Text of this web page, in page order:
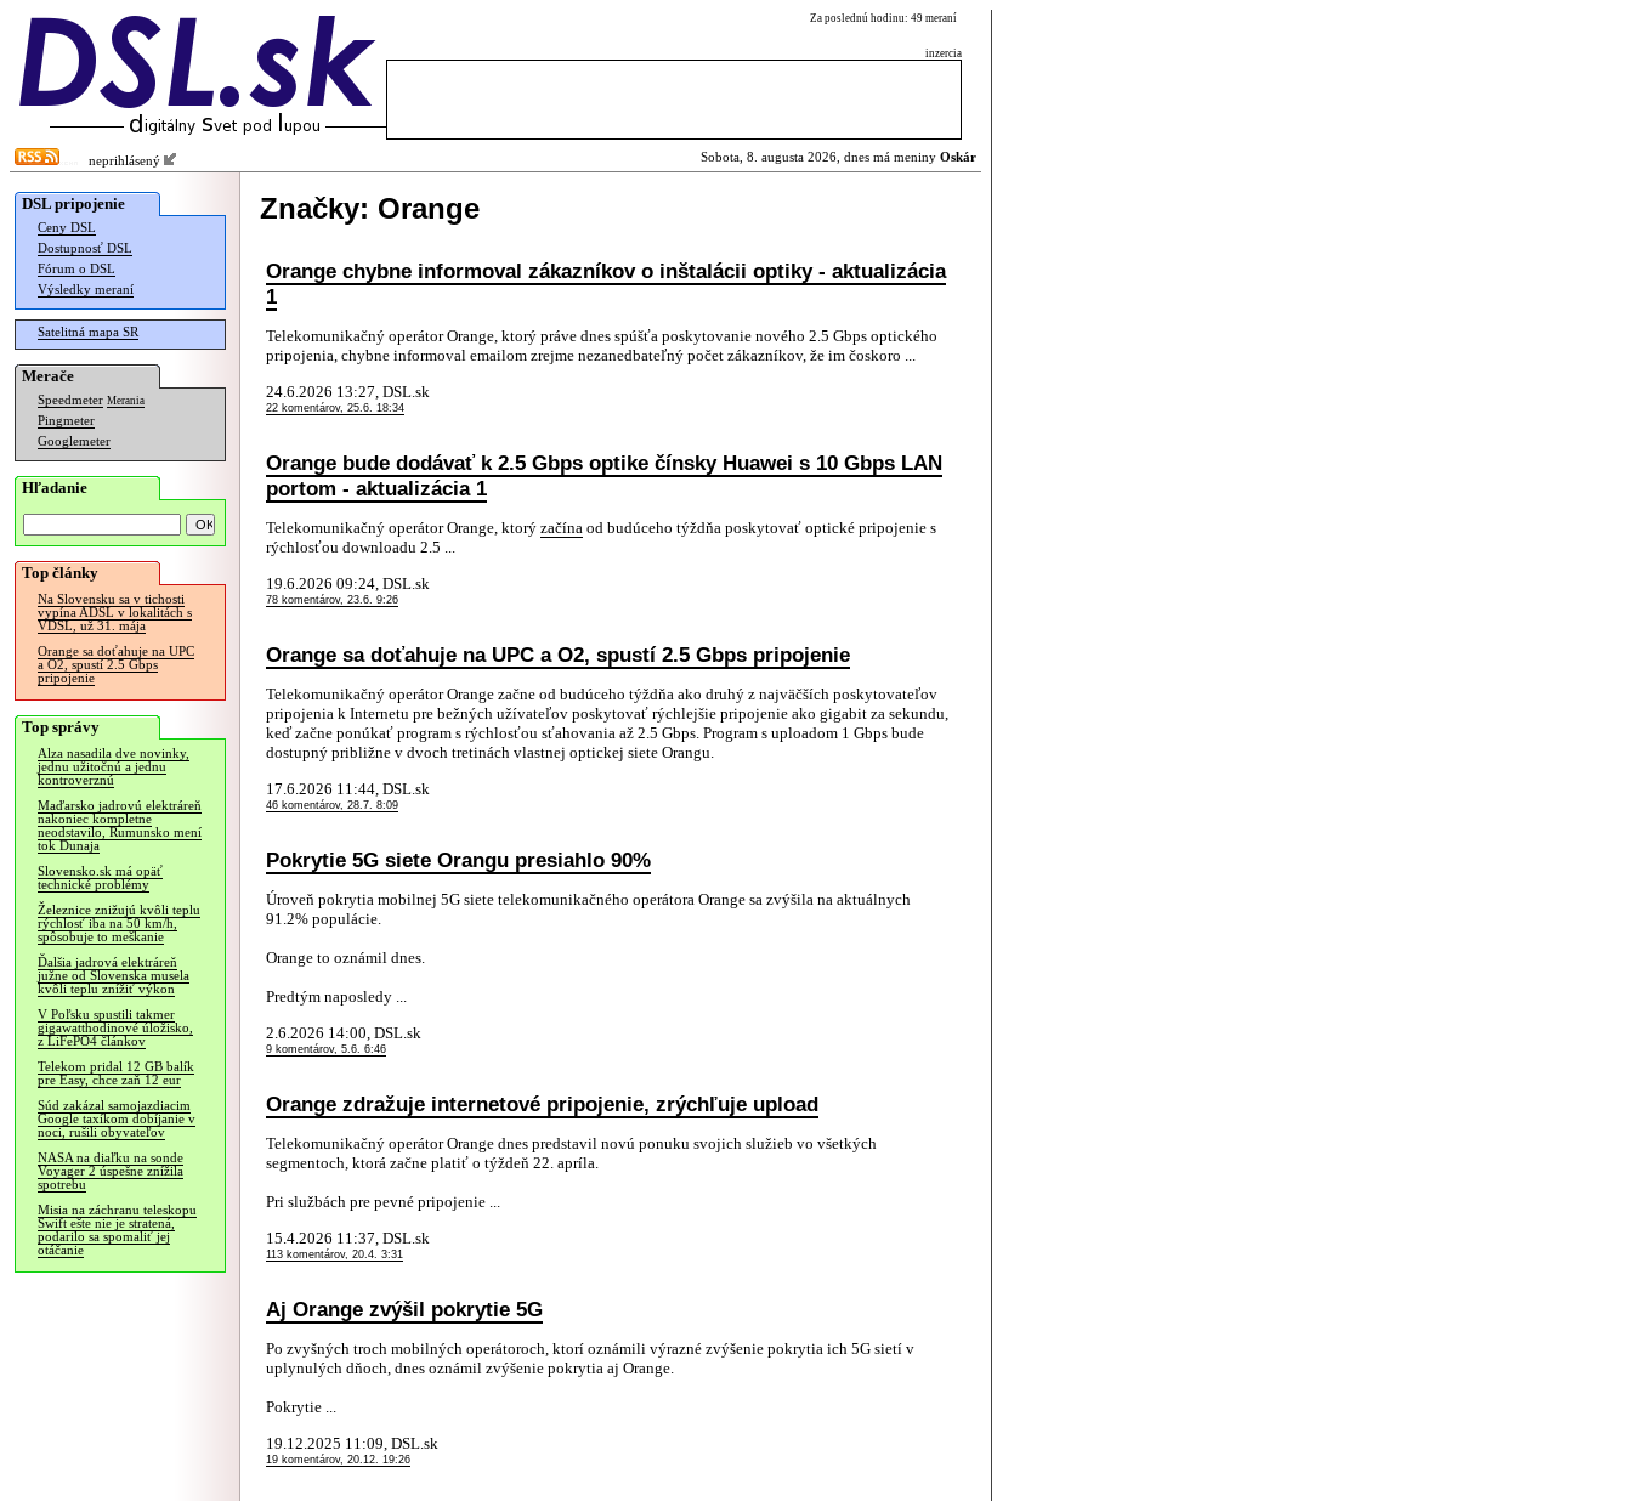
Za poslednú hodinu: 49 meraní
inzercia
neprihlásený Sobota, 8. augusta 2026, dnes má meniny Oskár
DSL pripojenie
Ceny DSL
Dostupnosť DSL
Fórum o DSL
Výsledky meraní
Satelitná mapa SR
Merače
Speedmeter Merania
Pingmeter
Googlemeter
Hľadanie
Top články
Na Slovensku sa v tichosti
vypína ADSL v lokalitách s
VDSL, už 31. mája
Orange sa doťahuje na UPC
a O2, spustí 2.5 Gbps
pripojenie
Top správy
Alza nasadila dve novinky,
jednu užitočnú a jednu
kontroverznú
Maďarsko jadrovú elektráreň
nakoniec kompletne
neodstavilo, Rumunsko mení
tok Dunaja
Slovensko.sk má opäť
technické problémy
Železnice znižujú kvôli teplu
rýchlosť iba na 50 km/h,
spôsobuje to meškanie
Ďalšia jadrová elektráreň
južne od Slovenska musela
kvôli teplu znížiť výkon
V Poľsku spustili takmer
gigawatthodinové úložisko,
z LiFePO4 článkov
Telekom pridal 12 GB balík
pre Easy, chce zaň 12 eur
Súd zakázal samojazdiacim
Google taxíkom dobíjanie v
noci, rušili obyvateľov
NASA na diaľku na sonde
Voyager 2 úspešne znížila
spotrebu
Misia na záchranu teleskopu
Swift ešte nie je stratená,
podarilo sa spomaliť jej
otáčanie
Značky: Orange
Orange chybne informoval zákazníkov o inštalácii optiky - aktualizácia
1
Telekomunikačný operátor Orange, ktorý práve dnes spúšťa poskytovanie nového 2.5 Gbps optického
pripojenia, chybne informoval emailom zrejme nezanedbateľný počet zákazníkov, že im čoskoro ...
24.6.2026 13:27, DSL.sk
22 komentárov, 25.6. 18:34
Orange bude dodávať k 2.5 Gbps optike čínsky Huawei s 10 Gbps LAN
portom - aktualizácia 1
Telekomunikačný operátor Orange, ktorý začína od budúceho týždňa poskytovať optické pripojenie s
rýchlosťou downloadu 2.5 ...
19.6.2026 09:24, DSL.sk
78 komentárov, 23.6. 9:26
Orange sa doťahuje na UPC a O2, spustí 2.5 Gbps pripojenie
Telekomunikačný operátor Orange začne od budúceho týždňa ako druhý z najväčších poskytovateľov
pripojenia k Internetu pre bežných užívateľov poskytovať rýchlejšie pripojenie ako gigabit za sekundu,
keď začne ponúkať program s rýchlosťou sťahovania až 2.5 Gbps. Program s uploadom 1 Gbps bude
dostupný približne v dvoch tretinách vlastnej optickej siete Orangu.
17.6.2026 11:44, DSL.sk
46 komentárov, 28.7. 8:09
Pokrytie 5G siete Orangu presiahlo 90%
Úroveň pokrytia mobilnej 5G siete telekomunikačného operátora Orange sa zvýšila na aktuálnych
91.2% populácie.
Orange to oznámil dnes.
Predtým naposledy ...
2.6.2026 14:00, DSL.sk
9 komentárov, 5.6. 6:46
Orange zdražuje internetové pripojenie, zrýchľuje upload
Telekomunikačný operátor Orange dnes predstavil novú ponuku svojich služieb vo všetkých
segmentoch, ktorá začne platiť o týždeň 22. apríla.
Pri službách pre pevné pripojenie ...
15.4.2026 11:37, DSL.sk
113 komentárov, 20.4. 3:31
Aj Orange zvýšil pokrytie 5G
Po zvyšných troch mobilných operátoroch, ktorí oznámili výrazné zvýšenie pokrytia ich 5G sietí v
uplynulých dňoch, dnes oznámil zvýšenie pokrytia aj Orange.
Pokrytie ...
19.12.2025 11:09, DSL.sk
19 komentárov, 20.12. 19:26